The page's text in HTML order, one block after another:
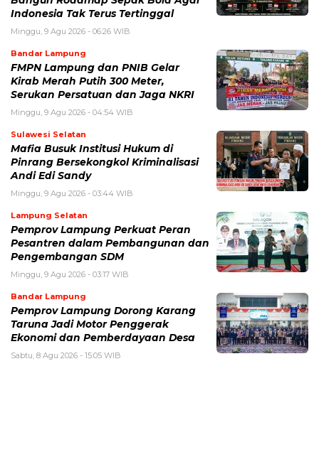
Indonesia Tak Terus Tertinggal
Minggu, 9 Agu 2026 - 06:26 WIB
Bandar Lampung
FMPN Lampung dan PNIB Gelar
Kirab Merah Putih 300 Meter,
Serukan Persatuan dan Jaga NKRI
Minggu, 9 Agu 2026 - 04:54 WIB
Sulawesi Selatan
Mafia Busuk Institusi Hukum di
Pinrang Bersekongkol Kriminalisasi
Andi Edi Sandy
Minggu, 9 Agu 2026 - 03:44 WIB
Lampung Selatan
Pemprov Lampung Perkuat Peran
Pesantren dalam Pembangunan dan
Pengembangan SDM
Minggu, 9 Agu 2026 - 03:17 WIB
Bandar Lampung
Pemprov Lampung Dorong Karang
Taruna Jadi Motor Penggerak
Ekonomi dan Pemberdayaan Desa
Sabtu, 8 Agu 2026 - 15:05 WIB